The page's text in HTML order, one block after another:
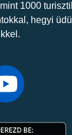
1000
hegyi